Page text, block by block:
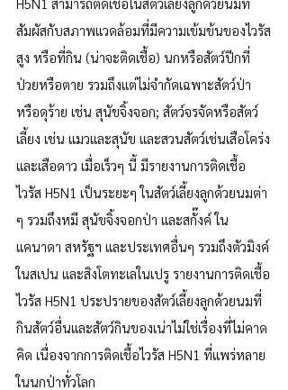
สัมผัสกับสภาพแวดล้อมที่มีความเข้มข้นของไวรัส
สูง หรือที่กิน (น่าจะติดเชื้อ) นกหรือสัตว์ปีกที่
ป่วยหรือตาย รวมถึงแต่ไม่จำกัดเฉพาะสัตว์ป่า
หรือดุร้าย เช่น สุนัขจิ้งจอก; สัตว์จรจัดหรือสัตว์
เลี้ยง เช่น แมวและสุนัข และสวนสัตว์เช่นเสือโคร่ง
และเสือดาว เมื่อเร็วๆ นี้ มีรายงานการติดเชื้อ
ไวรัส H5N1 เป็นระยะๆ ในสัตว์เลี้ยงลูกด้วยนมต่า
ๆ รวมถึงหมี สุนัขจิ้งจอกป่า และสกั๊งค์ ใน
แคนาดา สหรัฐฯ และประเทศอื่นๆ รวมถึงตัวมิงค์
ในสเปน และสิงโตทะเลในเปรู รายงานการติดเชื้อ
ไวรัส H5N1 ประปรายของสัตว์เลี้ยงลูกด้วยนมที่
กินสัตว์อื่นและสัตว์กินของเน่าไม่ใช่เรื่องที่ไม่คาด
คิด เนื่องจากการติดเชื้อไวรัส H5N1 ที่แพร่หลาย
ในนกป่าทั่วโลก